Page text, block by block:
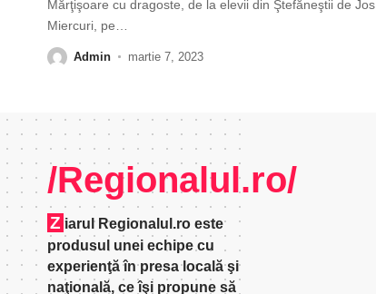
Mărţişoare cu dragoste, de la elevii din Ştefăneştii de Jos
Miercuri, pe
Admin martie 7, 2023
/Regionalul.ro/
Z iarul Regionalul.ro este
produsul unei echipe cu
experienţă în presa locală şi
naţională, ce îşi propune să